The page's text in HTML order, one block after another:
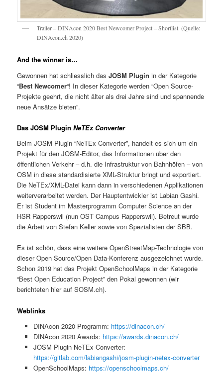
Trailer – DINAcon 2020 Best Newcomer Project – Shortlist. (Quelle:
DINAcon.ch 2020)
And the winner is…
Gewonnen hat schliesslich dasJOSM Pluginin der Kategorie
“Best Newcomer“! In dieser Kategorie werden “Open Source-
Projekte geehrt, die nicht älter als drei Jahre sind und spannende
neue Ansätze bieten”.
Das JOSM PluginNeTEx Converter
Beim JOSM Plugin “NeTEx Converter”, handelt es sich um ein
Projekt für den JOSM-Editor, das Informationen über den
öffentlichen Verkehr – d.h. die Infrastruktur von Bahnhöfen – von
OSM in diese standardisierte XML-Struktur bringt und exportiert.
Die NeTEx/XML-Datei kann dann in verschiedenen Applikationen
weiterverarbeitet werden. Der Hauptentwickler ist Labian Gashi.
Er ist Student im Masterprogramm Computer Science an der
HSR Rapperswil (nun OST Campus Rapperswil). Betreut wurde
die Arbeit von Stefan Keller sowie von Spezialisten der SBB.
Es ist schön, dass eine weitere OpenStreetMap-Technologie von
dieser Open Source/Open Data-Konferenz ausgezeichnet wurde.
Schon 2019 hat das Projekt OpenSchoolMaps in der Kategorie
“Best Open Education Project” den Pokal gewonnen (wir
berichteten hier auf SOSM.ch).
Weblinks
DINAcon 2020 Programm: https://dinacon.ch/
DINAcon 2020 Awards: https://awards.dinacon.ch/
JOSM Plugin NeTEx Converter:
https://gitlab.com/labiangashi/josm-plugin-netex-converter
OpenSchoolMaps: https://openschoolmaps.ch/